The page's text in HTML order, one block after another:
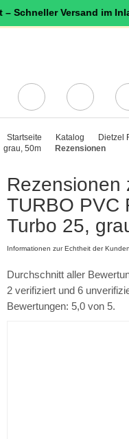
Versand im Inland
Startseite Katalog
Dietzel
grau, 50m
Rezensionen
Rezensionen
TURBO PVC
Turbo 25,
Informationen zur Echtheit der
Durchschnitt aller
2 verifiziert und 6
Bewertungen: 5,0 von 5.